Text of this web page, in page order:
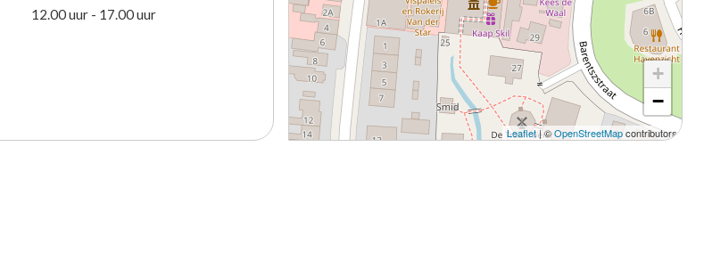
12.00 uur - 17.00 uur
+
−
Leaflet| ©OpenStreetMapcontributors